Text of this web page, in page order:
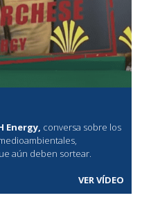
Energy, conversa sobre los
aún deben sortear.
VER VÍDEO